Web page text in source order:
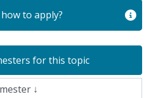
to apply?
for this topic